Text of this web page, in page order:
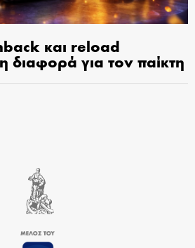
και reload
διαφορά για τον παίκτη